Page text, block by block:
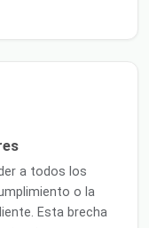
a todos los
o la
Esta brecha